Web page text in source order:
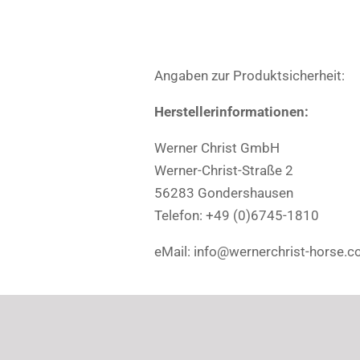
Angaben zur Produktsicherheit:
Herstellerinformationen:
Werner Christ GmbH
Werner-Christ-Straße 2
56283 Gondershausen
Telefon: +49 (0)6745-1810
eMail: info@wernerchrist-